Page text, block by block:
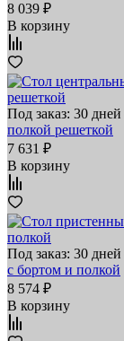
8 039 ₽
В корзину
Под заказ: 30 дней
полкой решеткой
7 631 ₽
В корзину
Под заказ: 30 дней
с бортом и полкой
8 574 ₽
В корзину